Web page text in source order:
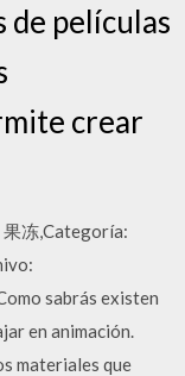
de películas
crear
冻,Categoría:
sabrás existen
en animación.
materiales que